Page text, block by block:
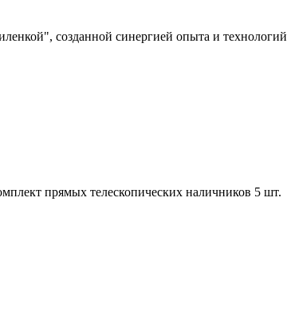
созданной синергией опыта и технологий
прямых телескопических наличников 5 шт.